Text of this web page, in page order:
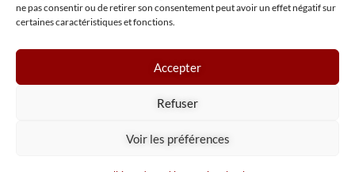
ne pas consentir ou de retirer son consentement peut avoir un effet négatif sur
certaines caractéristiques et fonctions.
Accepter
Refuser
Voir les préférences
Mentions légales
Tous droits réservés NPA Conseil